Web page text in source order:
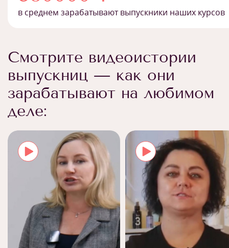
в среднем зарабатывают выпускники наших курсов
Смотрите видеоистории
выпускниц — как они
зарабатывают на любимом
деле: